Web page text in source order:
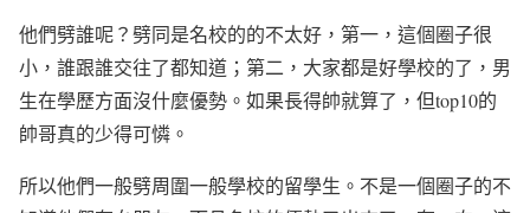
他們劈誰呢？劈同是名校的的不太好，第一，這個圈子很
小，誰跟誰交往了都知道；第二，大家都是好學校的了，男
生在學歷方面沒什麼優勢。如果長得帥就算了，但top10的
帥哥真的少得可憐。
所以他們一般劈周圍一般學校的留學生。不是一個圈子的不